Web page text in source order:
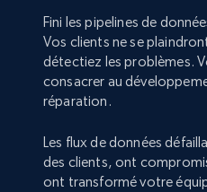
Fini les pipelines de
Vos clients ne se
détectiez les problèmes.
consacrer au
réparation.
Les flux de données
des clients, ont
ont transformé votre